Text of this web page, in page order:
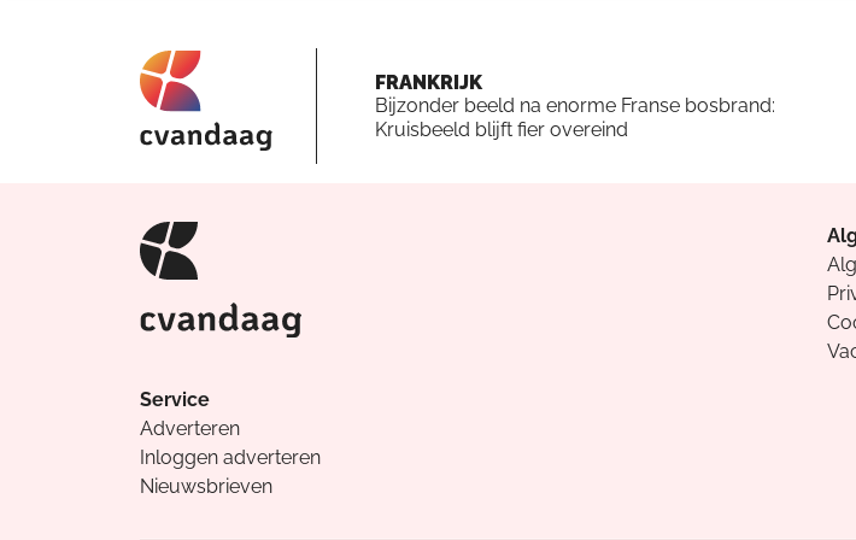
FRANKRIJK
Bijzonder beeld na enorme Franse bosbrand:
Kruisbeeld blijft fier overeind
Service
Adverteren
Inloggen adverteren
Nieuwsbrieven